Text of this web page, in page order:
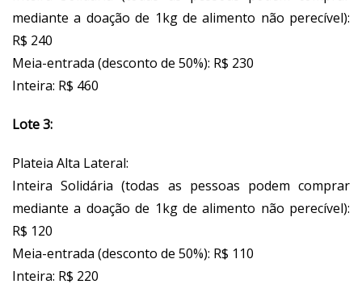
mediante a doação de 1kg de alimento não perecível):
R$ 240
Meia-entrada (desconto de 50%): R$ 230
Inteira: R$ 460
Lote 3:
Plateia Alta Lateral:
Inteira Solidária (todas as pessoas podem comprar
mediante a doação de 1kg de alimento não perecível):
R$ 120
Meia-entrada (desconto de 50%): R$ 110
Inteira: R$ 220